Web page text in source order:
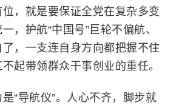
，就是要保证全党在复杂多变
，护航“中国号”巨轮不偏航、
，一支连自身方向都把握不住
起带领群众干事创业的重任。
导航仪”。人心不齐，脚步就